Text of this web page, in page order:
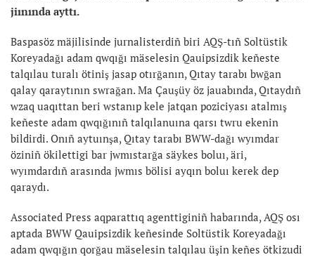
jiınında ayttı.
Baspasöz mäjilisinde jurnalisterdiñ biri AQŞ-tıñ Soltüstik
Koreyadağı adam qwqığı mäselesin Qauipsizdik keñeste
talqılau turalı ötiniş jasap otırğanın, Qıtay tarabı bwğan
qalay qaraytının swrağan. Ma Çauşüy öz jauabında, Qıtaydıñ
wzaq uaqıttan beri wstanıp kele jatqan poziciyası atalmış
keñeste adam qwqığınıñ talqılanuına qarsı twru ekenin
bildirdi. Onıñ aytuınşa, Qıtay tarabı BWW-dağı wyımdar
öziniñ ökilettigi bar jwmıstarğa säykes boluı, äri,
wyımdardıñ arasında jwmıs bölisi ayqın boluı kerek dep
qaraydı.
Associated Press aqparattıq agenttiginiñ habarında, AQŞ osı
aptada BWW Qauipsizdik keñesinde Soltüstik Koreyadağı
adam qwqığın qorğau mäselesin talqılau üşin keñes ötkizudi